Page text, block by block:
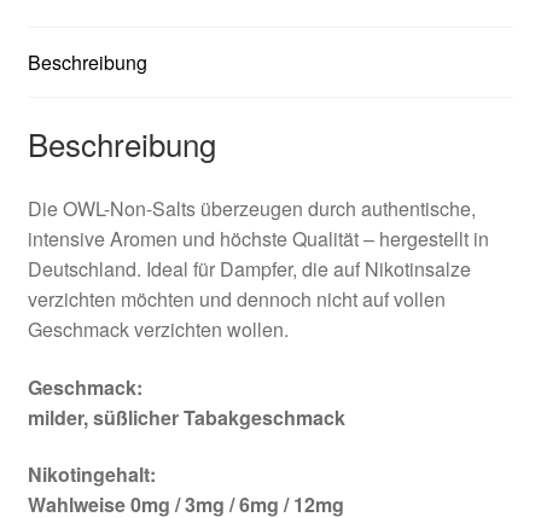
Beschreibung
Beschreibung
Die OWL-Non-Salts überzeugen durch authentische,
intensive Aromen und höchste Qualität – hergestellt in
Deutschland. Ideal für Dampfer, die auf Nikotinsalze
verzichten möchten und dennoch nicht auf vollen
Geschmack verzichten wollen.
Geschmack:
milder, süßlicher Tabakgeschmack
Nikotingehalt:
Wahlweise 0mg / 3mg / 6mg / 12mg